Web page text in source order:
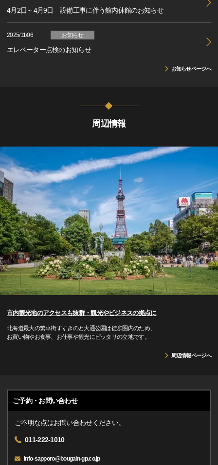
4月2日～4月9日 設備工事に伴う館内休館のお知らせ
2025/11/06 お知らせ
エレベーター点検のお知らせ
お知らせページへ
周辺情報
市内観光地のアクセスも抜群・観光やビジネスの拠点に
北海道最大の繁華街すすきのと大通公園は徒歩圏内のため、
お買い物やお食事、お仕事や観光にピッタリの立地です。
周辺情報ページへ
ご予約・お問い合わせ
ご不明な点はお問い合わせください。
011-222-1010
info-sapporo@bougain-gp.co.jp